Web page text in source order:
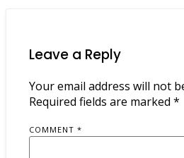
Leave a Reply
Your email address will not
Required fields are marked *
COMMENT *